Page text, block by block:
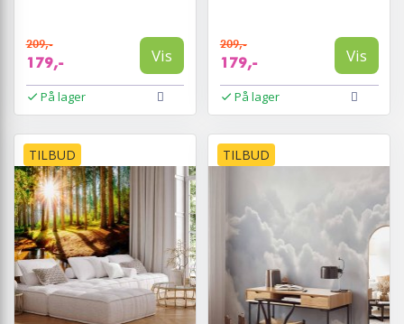
209,-
179,- Vis
På lager
209,-
179,- Vis
På lager
TILBUD TILBUD